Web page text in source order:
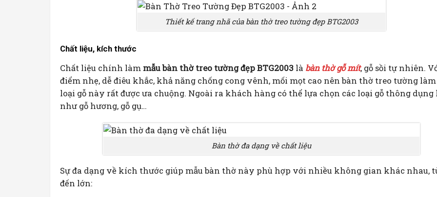
Thiết kế trang nhã của bàn thờ treo tường đẹp BTG2003
Chất liệu, kích thước
Chất liệu chính làm mẫu bàn thờ treo tường đẹp BTG2003 là bàn thờ gỗ mít, gỗ sồi tự nhiên.
điểm nhẹ, dễ điêu khắc, khả năng chống cong vênh, mối mọt cao nên bàn thờ treo tường
loại gỗ này rất được ưa chuộng. Ngoài ra khách hàng có thể lựa chọn các loại gỗ thông dụng
như gỗ hương, gỗ gụ…
Bàn thờ đa dạng về chất liệu
Sự đa dạng về kích thước giúp mẫu bàn thờ này phù hợp với nhiều không gian khác nhau,
đến lớn: